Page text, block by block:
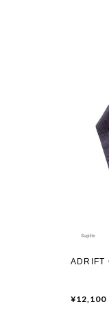
ADRIFT
¥12,100